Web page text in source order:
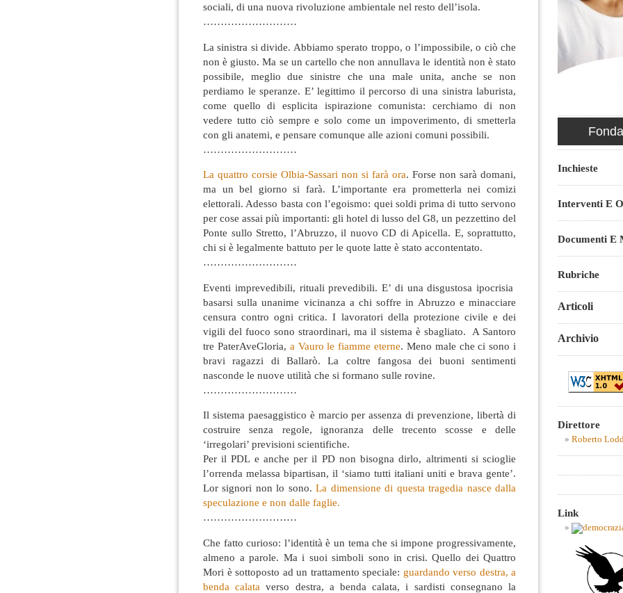
sociali, di una nuova rivoluzione ambientale nel resto dell’isola.
………………………
La sinistra si divide. Abbiamo sperato troppo, o l’impossibile, o ciò che
non è giusto. Ma se un cartello che non annullava le identità non è stato
possibile, meglio due sinistre che una male unita, anche se non
perdiamo le speranze. E’ legittimo il percorso di una sinistra laburista,
come quello di esplicita ispirazione comunista: cerchiamo di non
vedere tutto ciò sempre e solo come un impoverimento, di smetterla
con gli anatemi, e pensare comunque alle azioni comuni possibili.
………………………
La quattro corsie Olbia-Sassari non si farà ora. Forse non sarà domani,
ma un bel giorno si farà. L’importante era prometterla nei comizi
elettorali. Adesso basta con l’egoismo: quei soldi prima di tutto servono
per cose assai più importanti: gli hotel di lusso del G8, un pezzettino del
Ponte sullo Stretto, l’Abruzzo, il nuovo CD di Apicella. E, soprattutto,
chi si è legalmente battuto per le quote latte è stato accontentato.
………………………
Eventi imprevedibili, rituali prevedibili. E’ di una disgustosa ipocrisia
basarsi sulla unanime vicinanza a chi soffre in Abruzzo e minacciare
censura contro ogni critica. I lavoratori della protezione civile e dei
vigili del fuoco sono straordinari, ma il sistema è sbagliato. A Santoro
tre PaterAveGloria, a Vauro le fiamme eterne. Meno male che ci sono i
bravi ragazzi di Ballarò. La coltre fangosa dei buoni sentimenti
nasconde le nuove utilità che si formano sulle rovine.
………………………
Il sistema paesaggistico è marcio per assenza di prevenzione, libertà di
costruire senza regole, ignoranza delle trecento scosse e delle
‘irregolari’ previsioni scientifiche.
Per il PDL e anche per il PD non bisogna dirlo, altrimenti si scioglie
l’orrenda melassa bipartisan, il ‘siamo tutti italiani uniti e brava gente’.
Lor signori non lo sono.La dimensione di questa tragedia nasce dalla
speculazione e non dalle faglie.
………………………
Che fatto curioso: l’identità è un tema che si impone progressivamente,
almeno a parole. Ma i suoi simboli sono in crisi. Quello dei Quattro
Mori è sottoposto ad un trattamento speciale: guardando verso destra, a
benda calata verso destra, a benda calata, i sardisti consegnano la
Inchieste
Interventi E
Documenti E
Rubriche
Articoli
Archivio
Direttore
Roberto
Link